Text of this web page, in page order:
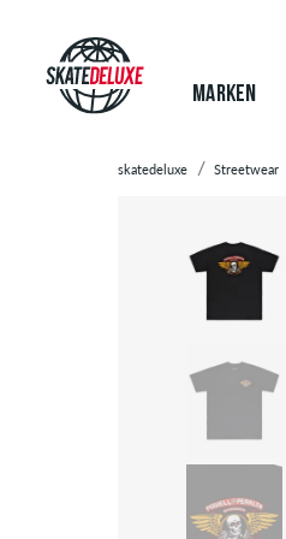
MARKEN
skatedeluxe Streetwear